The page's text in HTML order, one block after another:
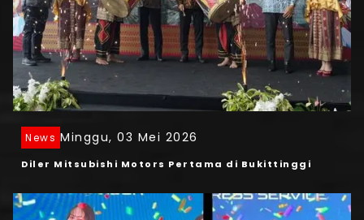
News Minggu, 03 Mei 2026
Diler Mitsubishi Motors Pertama di Bukittinggi